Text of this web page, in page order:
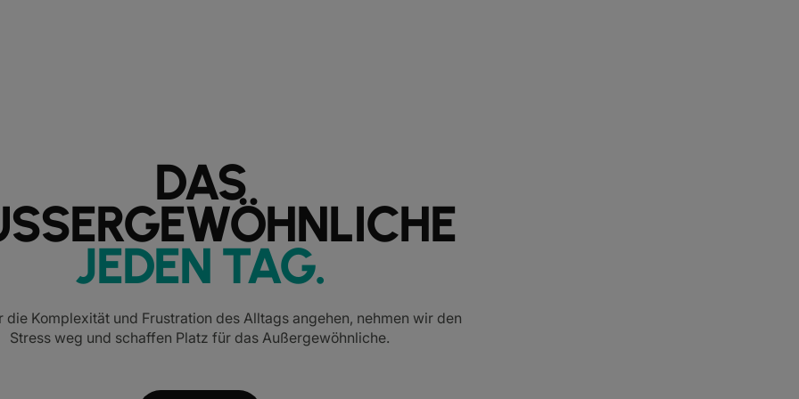
DAS
JEDEN TAG.
die Komplexität und Frustration des Alltags angehen, nehmen wir den
Stress weg und schaffen Platz für das Außergewöhnliche.